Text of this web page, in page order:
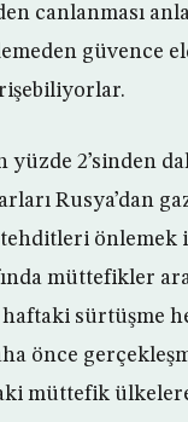
canlanması
güvence
2’sinden
Rusya’dan
tehditleri önlemek
müttefikler
sürtüşme
önce
müttefik